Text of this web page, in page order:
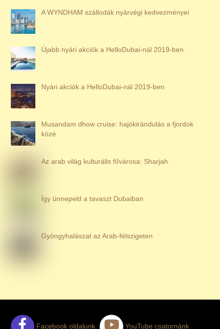
A WYNDHAM szállodák nyárvégi kedvezményei
Újabb nyári akciók a HelloDubai-nál 2019-ben
Nyári akciók a HelloDubai-nál 2019-ben
Musandam dhow cruise: hajókirándulás a fjordok
közé
Az arab világ kulturális fővárosa: Sharjah
Így ünnepeld a tavaszt Dubaiban
Gyöngyhalászat az Arab-félszigeten
Facebook oldalunk YouTube csatornánk